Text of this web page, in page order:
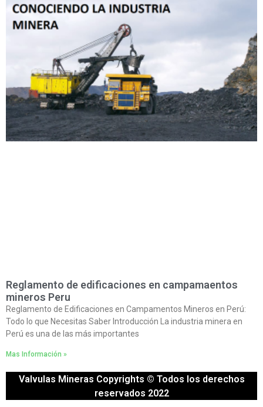
Reglamento de edificaciones en campamaentos
mineros Peru
Reglamento de Edificaciones en Campamentos Mineros en Perú:
Todo lo que Necesitas Saber Introducción La industria minera en
Perú es una de las más importantes
Mas Información »
Valvulas Mineras Copyrights © Todos los derechos
reservados 2022